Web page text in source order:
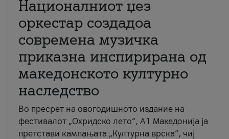
Националниот џез
оркестар создадоа
современа музичка
приказна инспирирана од
македонското културно
наследство
Во пресрет на овогодишното издание на
фестивалот „Охридско лето“, А1 Македонија ја
претстави кампањата „Културна врска“, чиј